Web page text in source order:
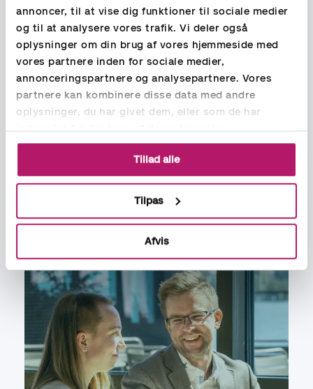
annoncer, til at vise dig funktioner til sociale medier
og til at analysere vores trafik. Vi deler også
oplysninger om din brug af vores hjemmeside med
vores partnere inden for sociale medier,
annonceringspartnere og analysepartnere. Vores
partnere kan kombinere disse data med andre
oplysninger, du har givet dem, eller som de har
indsamlet fra din brug af deres tjenester.
Tillad alle
Tilpas
Afvis
Med lønoutsourcing får du øget
fleksibilitet og mindre sårbarhed
Ved at outsource lønadministrationen, bliver I mere fleksible
og samtidig mindre sårbare over for interne
organisationsændringer, sygdom og andet fravær. Hos Aspia
sørger lønteamet altid for at have back-up, således at der er
flere, der kan håndtere din virksomheds løn.
virksomhed vil få en personlig lønkonsulent, som er den